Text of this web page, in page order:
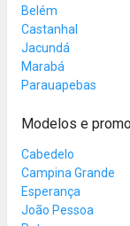
Belém
Castanhal
Jacundá
Marabá
Parauapebas
Modelos e
Cabedelo
Campina Grande
Esperança
João Pessoa